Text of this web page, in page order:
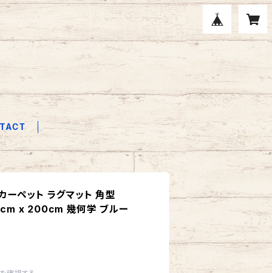
ーペット ラグマット 角型
x 200cm 幾何学 ブルー